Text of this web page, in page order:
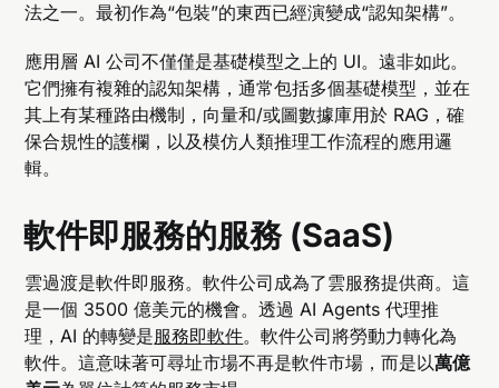
法之一。最初作為“包裝”的東西已經演變成“認知架構”。
應用層 AI 公司不僅僅是基礎模型之上的 UI。遠非如此。
它們擁有複雜的認知架構，通常包括多個基礎模型，並在
其上有某種路由機制，向量和/或圖數據庫用於 RAG，確
保合規性的護欄，以及模仿人類推理工作流程的應用邏
輯。
軟件即服務的服務 (SaaS)
雲過渡是軟件即服務。軟件公司成為了雲服務提供商。這
是一個 3500 億美元的機會。透過 AI Agents 代理推
理，AI 的轉變是服務即軟件。軟件公司將勞動力轉化為
軟件。這意味著可尋址市場不再是軟件市場，而是以萬億